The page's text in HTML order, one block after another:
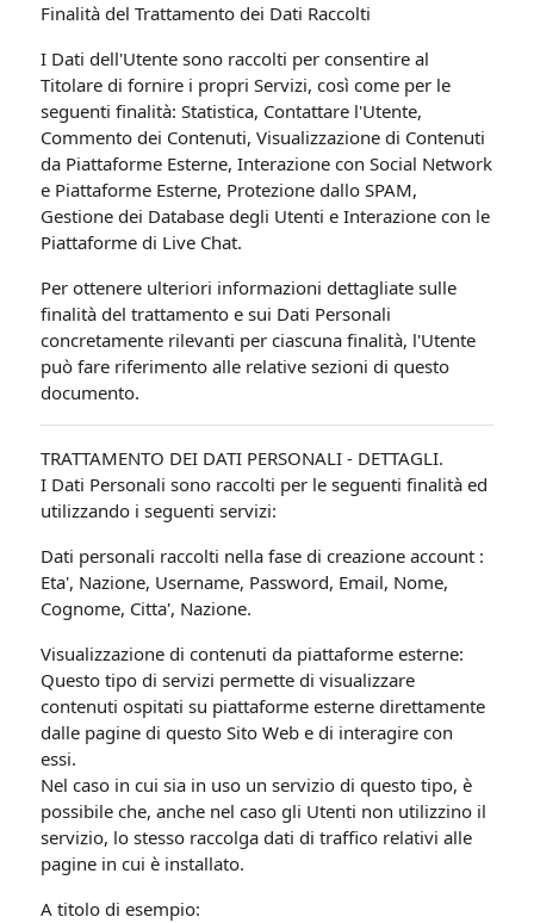
Finalità del Trattamento dei Dati Raccolti
I Dati dell'Utente sono raccolti per consentire al
Titolare di fornire i propri Servizi, così come per le
seguenti finalità: Statistica, Contattare l'Utente,
Commento dei Contenuti, Visualizzazione di Contenuti
da Piattaforme Esterne, Interazione con Social Network
e Piattaforme Esterne, Protezione dallo SPAM,
Gestione dei Database degli Utenti e Interazione con le
Piattaforme di Live Chat.
Per ottenere ulteriori informazioni dettagliate sulle
finalità del trattamento e sui Dati Personali
concretamente rilevanti per ciascuna finalità, l'Utente
può fare riferimento alle relative sezioni di questo
documento.
TRATTAMENTO DEI DATI PERSONALI - DETTAGLI.
I Dati Personali sono raccolti per le seguenti finalità ed
utilizzando i seguenti servizi:
Dati personali raccolti nella fase di creazione account :
Eta', Nazione, Username, Password, Email, Nome,
Cognome, Citta', Nazione.
Visualizzazione di contenuti da piattaforme esterne:
Questo tipo di servizi permette di visualizzare
contenuti ospitati su piattaforme esterne direttamente
dalle pagine di questo Sito Web e di interagire con
essi.
Nel caso in cui sia in uso un servizio di questo tipo, è
possibile che, anche nel caso gli Utenti non utilizzino il
servizio, lo stesso raccolga dati di traffico relativi alle
pagine in cui è installato.
A titolo di esempio: